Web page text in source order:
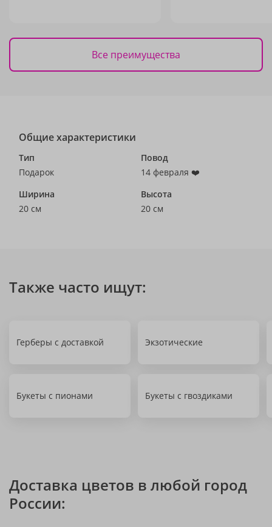
Все преимущества
Общие характеристики
Тип
Подарок
Повод
14 февраля ❤️
Ширина
20 см
Высота
20 см
Также часто ищут:
Герберы с доставкой Экзотические
Букеты с пионами Букеты с гвоздиками
Доставка цветов в любой город
России: